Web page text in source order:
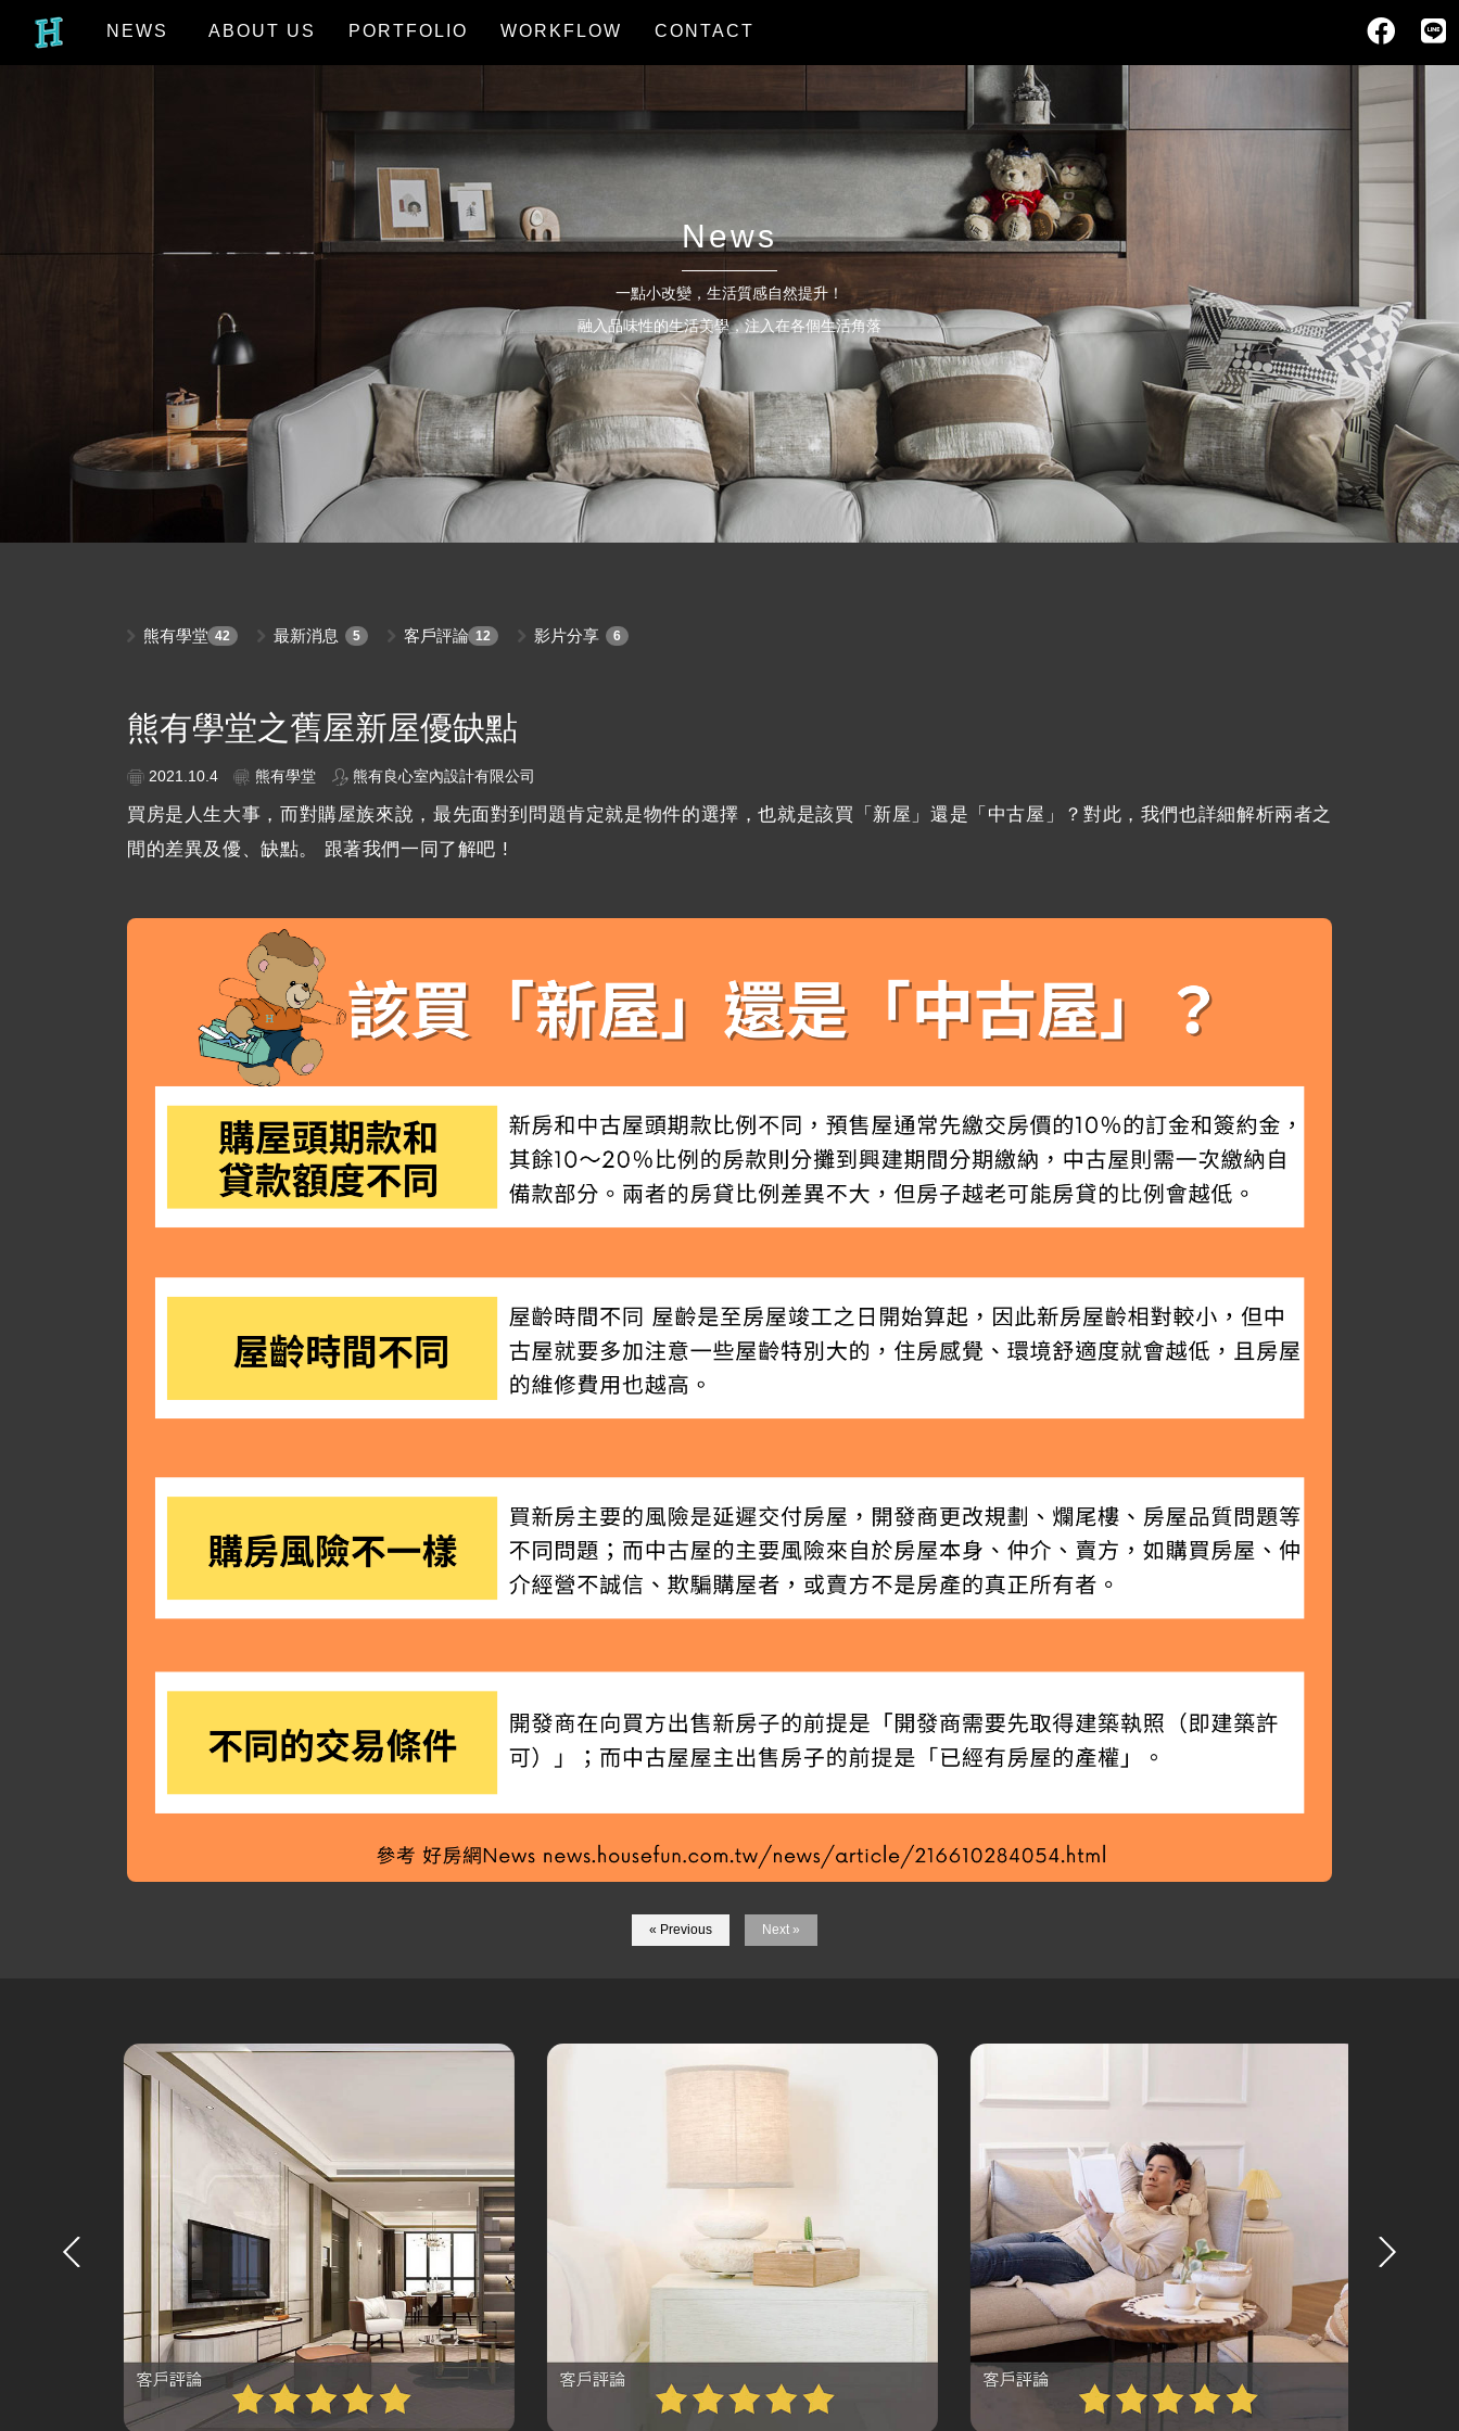
NEWS ABOUT US PORTFOLIO WORKFLOW CONTACT
News
一點小改變，生活質感自然提升！
融入品味性的生活美學，注入在各個生活角落
熊有學堂 42 最新消息 5 客戶評論 12 影片分享 6
熊有學堂之舊屋新屋優缺點
2021.10.4 熊有學堂 熊有良心室內設計有限公司
買房是人生大事，而對購屋族來說，最先面對到問題肯定就是物件的選擇，也就是該買「新屋」還是「中古屋」？對此，我們也詳細解析兩者之
間的差異及優、缺點。 跟著我們一同了解吧 !
« Previous Next »